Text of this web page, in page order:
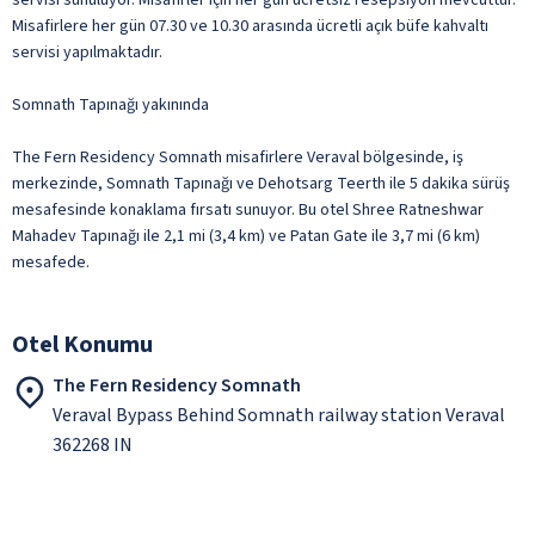
Misafirlere her gün 07.30 ve 10.30 arasında ücretli açık büfe kahvaltı
servisi yapılmaktadır.
Somnath Tapınağı yakınında
The Fern Residency Somnath misafirlere Veraval bölgesinde, iş
merkezinde, Somnath Tapınağı ve Dehotsarg Teerth ile 5 dakika sürüş
mesafesinde konaklama fırsatı sunuyor. Bu otel Shree Ratneshwar
Mahadev Tapınağı ile 2,1 mi (3,4 km) ve Patan Gate ile 3,7 mi (6 km)
mesafede.
Otel Konumu
The Fern Residency Somnath
Veraval Bypass Behind Somnath railway station Veraval
362268 IN